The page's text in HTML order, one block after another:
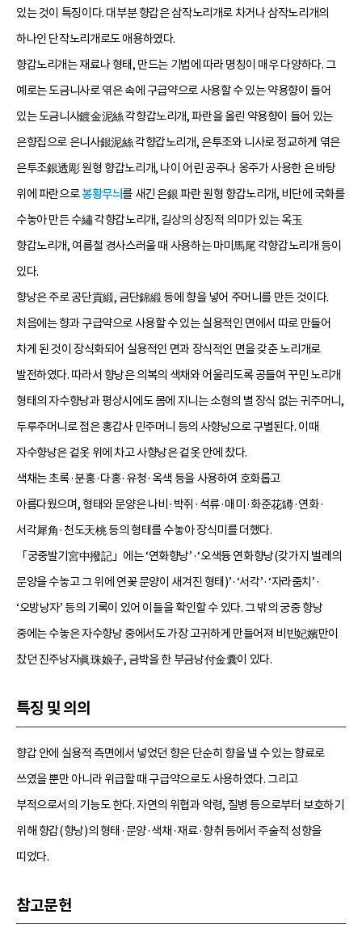
있는 것이 특징이다. 대부분 향갑은 삼작노리개로 차거나 삼작노리개의
하나인 단작노리개로도 애용하였다.
향갑노리개는 재료나 형태, 만드는 기법에 따라 명칭이 매우 다양하다. 그
예로는 도금니사로 엮은 속에 구급약으로 사용할 수 있는 약용향이 들어
있는 도금니사鍍金泥絲 각향갑노리개, 파란을 올린 약용향이 들어 있는
은향집으로 은니사銀泥絲 각향갑노리개, 은투조와 니사로 정교하게 엮은
은투조銀透彫 원형 향갑노리개, 나이 어린 공주나 옹주가 사용한 은 바탕
위에 파란으로봉황무늬를 새긴 은銀 파란 원형 향갑노리개, 비단에 국화를
수놓아 만든 수繡 각향갑노리개, 길상의 상징적 의미가 있는 옥玉
향갑노리개, 여름철 경사스러울 때 사용하는 마미馬尾 각향갑노리개 등이
있다.
향낭은 주로 공단貢緞, 금단錦緞 등에 향을 넣어 주머니를 만든 것이다.
처음에는 향과 구급약으로 사용할 수 있는 실용적인 면에서 따로 만들어
차게 된 것이 장식화되어 실용적인 면과 장식적인 면을 갖춘 노리개로
발전하였다. 따라서 향낭은 의복의 색채와 어울리도록 공들여 꾸민 노리개
형태의 자수향낭과 평상시에도 몸에 지니는 소형의 별 장식 없는 귀주머니,
두루주머니로 접은 홍갑사 민주머니 등의 사향낭으로 구별된다. 이때
자수향낭은 겉옷 위에 차고 사향낭은 겉옷 안에 찼다.
색채는 초록·분홍·다홍·유청·옥색 등을 사용하여 호화롭고
아름다웠으며, 형태와 문양은 나비·박쥐·석류·매미·화준花罇·연화·
서각犀角·천도天桃 등의 형태를 수놓아 장식미를 더했다.
「궁중발기宮中撥記」에는 ‘연화향낭’·‘오색듕 연화향낭(갖가지 벌레의
문양을 수놓고 그 위에 연꽃 문양이 새겨진 형태)’·‘서각’·‘자라줌치’·
‘오방낭자’ 등의 기록이 있어 이들을 확인할 수 있다. 그 밖의 궁중 향낭
중에는 수놓은 자수향낭 중에서도 가장 고귀하게 만들어져 비빈妃嬪만이
찼던 진주낭자眞珠娘子, 금박을 한 부금낭付金囊이 있다.
특징 및 의의
향갑 안에 실용적 측면에서 넣었던 향은 단순히 향을 낼 수 있는 향료로
쓰였을 뿐만 아니라 위급할 때 구급약으로도 사용하였다. 그리고
부적으로서의 기능도 한다. 자연의 위협과 악령, 질병 등으로부터 보호하기
위해 향갑(향낭)의 형태·문양·색채·재료·향취 등에서 주술적 성향을
띠었다.
참고문헌